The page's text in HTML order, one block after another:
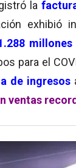
la
exhibió
para el
de ingresos
ventas